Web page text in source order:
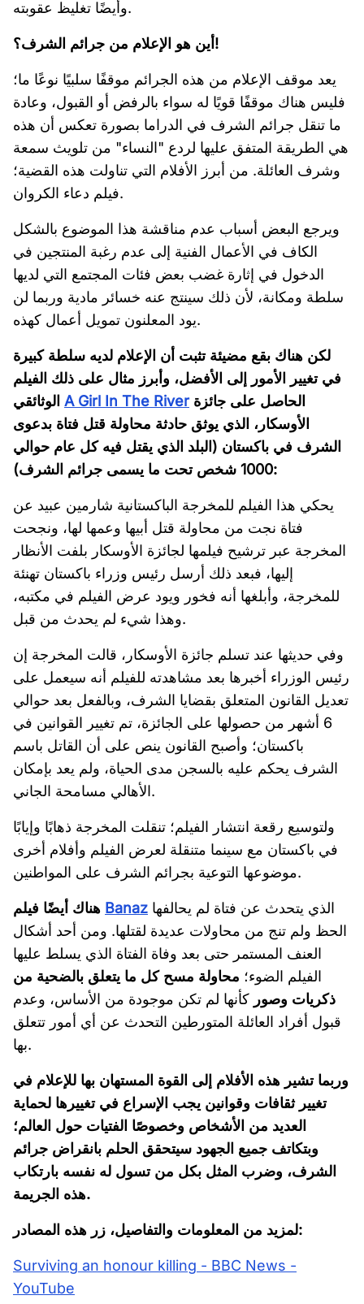
وأيضًا تغليظ عقوبته.
أين هو الإعلام من جرائم الشرف؟!
يعد موقف الإعلام من هذه الجرائم موقفًا سلبيًا نوعًا ما؛
فليس هناك موقفًا قويًا له سواء بالرفض أو القبول، وعادة
ما تنقل جرائم الشرف في الدراما بصورة تعكس أن هذه
هي الطريقة المتفق عليها لردع "النساء" من تلويث سمعة
وشرف العائلة. من أبرز الأفلام التي تناولت هذه القضية؛
فيلم دعاء الكروان.
ويرجع البعض أسباب عدم مناقشة هذا الموضوع بالشكل
الكاف في الأعمال الفنية إلى عدم رغبة المنتجين في
الدخول في إثارة غضب بعض فئات المجتمع التي لديها
سلطة ومكانة، لأن ذلك سينتج عنه خسائر مادية وربما لن
يود المعلنون تمويل أعمال كهذه.
لكن هناك بقع مضيئة تثبت أن الإعلام لديه سلطة كبيرة
في تغيير الأمور إلى الأفضل، وأبرز مثال على ذلك الفيلم
A Girl In The Riverالحاصل على جائزة
الأوسكار، الذي يوثق حادثة محاولة قتل فتاة بدعوى
الشرف في باكستان (البلد الذي يقتل فيه كل عام حوالي
1000 شخص تحت ما يسمى جرائم الشرف):
يحكي هذا الفيلم للمخرجة الباكستانية شارمين عبيد عن
فتاة نجت من محاولة قتل أبيها وعمها لها، ونجحت
المخرجة عبر ترشيح فيلمها لجائزة الأوسكار بلفت الأنظار
إليها، فبعد ذلك أرسل رئيس وزراء باكستان تهنئة
للمخرجة، وأبلغها أنه فخور ويود عرض الفيلم في مكتبه،
وهذا شيء لم يحدث من قبل.
وفي حديثها عند تسلم جائزة الأوسكار، قالت المخرجة إن
رئيس الوزراء أخبرها بعد مشاهدته للفيلم أنه سيعمل على
تعديل القانون المتعلق بقضايا الشرف، وبالفعل بعد حوالي
6 أشهر من حصولها على الجائزة، تم تغيير القوانين في
باكستان؛ وأصبح القانون ينص على أن القاتل باسم
الشرف يحكم عليه بالسجن مدى الحياة، ولم يعد بإمكان
الأهالي مسامحة الجاني.
ولتوسيع رقعة انتشار الفيلم؛ تنقلت المخرجة ذهابًا وإيابًا
في باكستان مع سينما متنقلة لعرض الفيلم وأفلام أخرى
موضوعها التوعية بجرائم الشرف على المواطنين.
Banaz
الحظ ولم تنج من محاولات عديدة لقتلها. ومن أحد أشكال
العنف المستمر حتى بعد وفاة الفتاة الذي يسلط عليها
الفيلم الضوء؛ محاولة مسح كل ما يتعلق بالضحية من
ذكريات وصور كأنها لم تكن موجودة من الأساس، وعدم
قبول أفراد العائلة المتورطين التحدث عن أي أمور تتعلق
بها.
وربما تشير هذه الأفلام إلى القوة المستهان بها للإعلام في
تغيير ثقافات وقوانين يجب الإسراع في تغييرها لحماية
العديد من الأشخاص وخصوصًا الفتيات حول العالم؛
وبتكاتف جميع الجهود سيتحقق الحلم بانقراض جرائم
الشرف، وضرب المثل بكل من تسول له نفسه بارتكاب
هذه الجريمة.
لمزيد من المعلومات والتفاصيل، زر هذه المصادر:
Surviving an honour killing - BBC News -
YouTube